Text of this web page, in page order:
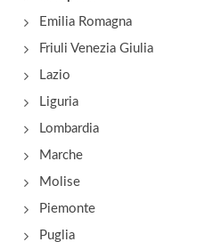
Bacchanalia
Emilia Romagna
Friuli Venezia Giulia
Lazio
Liguria
Lombardia
Marche
Molise
Piemonte
Puglia